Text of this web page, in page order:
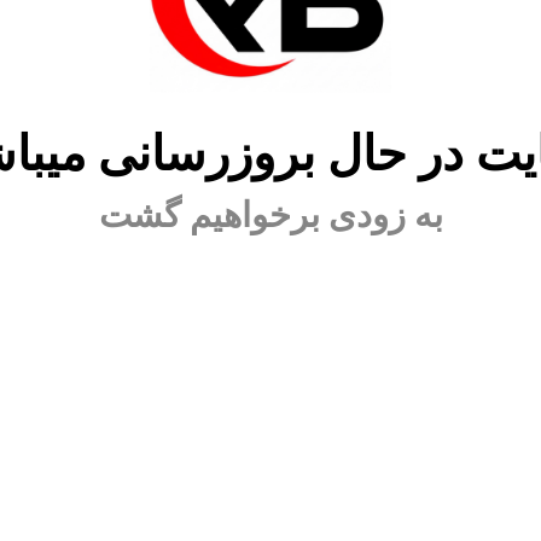
در حال بروزرسانی
به زودی برخواهیم گشت